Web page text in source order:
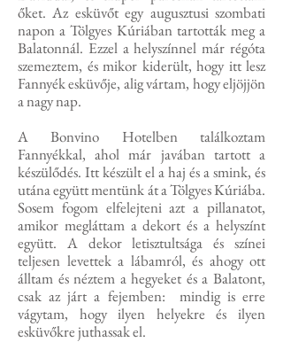
őket. Az esküvőt egy augusztusi szombati
napon a Tölgyes Kúriában tartották meg a
Balatonnál. Ezzel a helyszínnel már régóta
szemeztem, és mikor kiderült, hogy itt lesz
Fannyék esküvője, alig vártam, hogy eljöjjön
a nagy nap.
A Bonvino Hotelben találkoztam
Fannyékkal, ahol már javában tartott a
készülődés. Itt készült el a haj és a smink, és
utána együtt mentünk át a Tölgyes Kúriába.
Sosem fogom elfelejteni azt a pillanatot,
amikor megláttam a dekort és a helyszínt
együtt. A dekor letisztultsága és színei
teljesen levettek a lábamról, és ahogy ott
álltam és néztem a hegyeket és a Balatont,
csak az járt a fejemben: mindig is erre
vágytam, hogy ilyen helyekre és ilyen
esküvőkre juthassak el.